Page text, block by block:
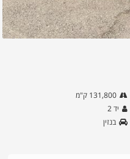
131,800 ק"מ
יד
בנזין